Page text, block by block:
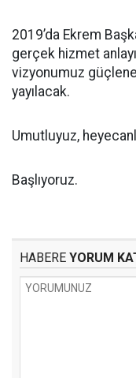
2019’da Ekrem
gerçek hizmet
vizyonumuz
yayılacak.
Umutluyuz,
Başlıyoruz.
HABERE YORUM